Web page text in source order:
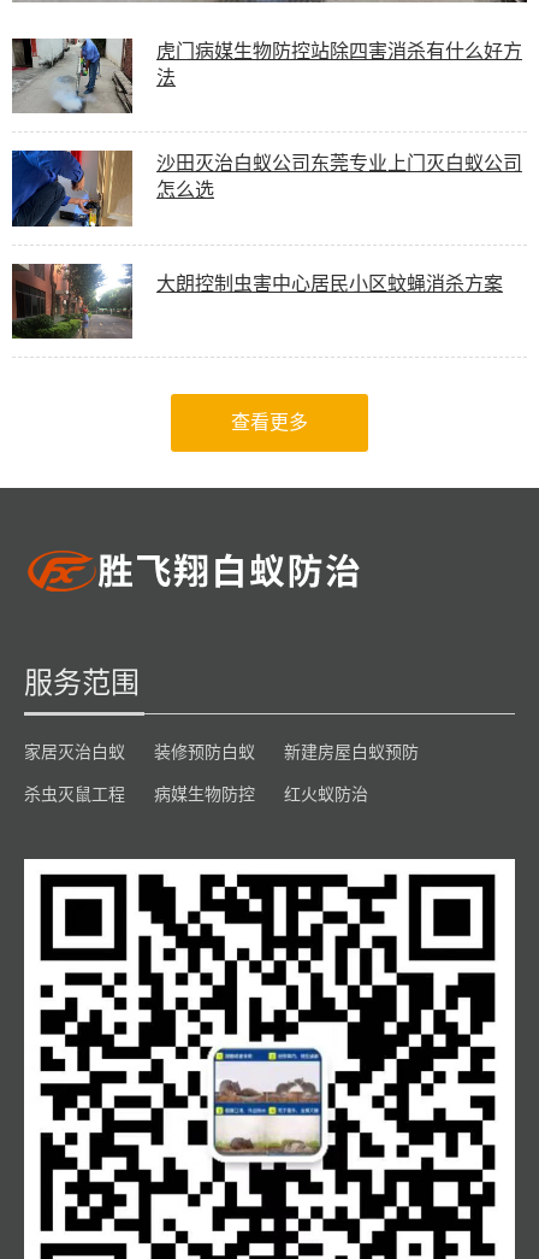
虎门病媒生物防控站除四害消杀有什么好方
法
沙田灭治白蚁公司东莞专业上门灭白蚁公司
怎么选
大朗控制虫害中心居民小区蚊蝇消杀方案
查看更多
服务范围
家居灭治白蚁 装修预防白蚁 新建房屋白蚁预防
杀虫灭鼠工程 病媒生物防控 红火蚁防治